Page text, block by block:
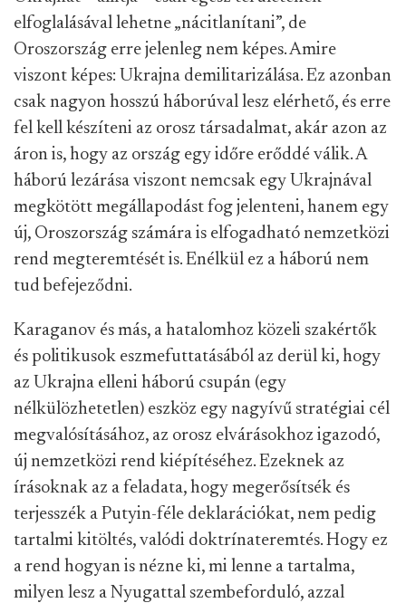
elfoglalásával lehetne „nácitlanítani”, de
Oroszország erre jelenleg nem képes. Amire
viszont képes: Ukrajna demilitarizálása. Ez azonban
csak nagyon hosszú háborúval lesz elérhető, és erre
fel kell készíteni az orosz társadalmat, akár azon az
áron is, hogy az ország egy időre erőddé válik. A
háború lezárása viszont nemcsak egy Ukrajnával
megkötött megállapodást fog jelenteni, hanem egy
új, Oroszország számára is elfogadható nemzetközi
rend megteremtését is. Enélkül ez a háború nem
tud befejeződni.
Karaganov és más, a hatalomhoz közeli szakértők
és politikusok eszmefuttatásából az derül ki, hogy
az Ukrajna elleni háború csupán (egy
nélkülözhetetlen) eszköz egy nagyívű stratégiai cél
megvalósításához, az orosz elvárásokhoz igazodó,
új nemzetközi rend kiépítéséhez. Ezeknek az
írásoknak az a feladata, hogy megerősítsék és
terjesszék a Putyin-féle deklarációkat, nem pedig
tartalmi kitöltés, valódi doktrínateremtés. Hogy ez
a rend hogyan is nézne ki, mi lenne a tartalma,
milyen lesz a Nyugattal szembeforduló, azzal